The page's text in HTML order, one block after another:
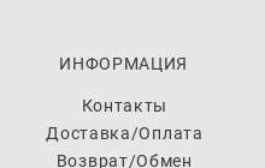
ИНФОРМАЦИЯ
Контакты
Доставка/Оплата
Возврат/Обмен